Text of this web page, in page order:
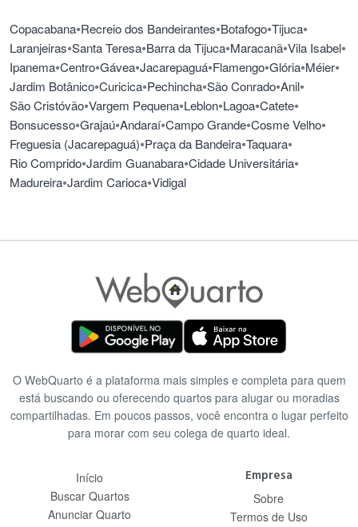
Copacabana•Recreio dos Bandeirantes•Botafogo•Tijuca•
Laranjeiras•Santa Teresa•Barra da Tijuca•Maracanã•Vila Isabel•
Ipanema•Centro•Gávea•Jacarepaguá•Flamengo•Glória•Méier•
Jardim Botânico•Curicica•Pechincha•São Conrado•Anil•
São Cristóvão•Vargem Pequena•Leblon•Lagoa•Catete•
Bonsucesso•Grajaú•Andaraí•Campo Grande•Cosme Velho•
Freguesia (Jacarepaguá)•Praça da Bandeira•Taquara•
Rio Comprido•Jardim Guanabara•Cidade Universitária•
Madureira•Jardim Carioca•Vidigal
O WebQuarto é a plataforma mais simples e completa para quem
está buscando ou oferecendo quartos para alugar ou moradias
compartilhadas. Em poucos passos, você encontra o lugar perfeito
para morar com seu colega de quarto ideal.
Início
Buscar Quartos
Anunciar Quarto
Empresa
Sobre
Termos de Uso